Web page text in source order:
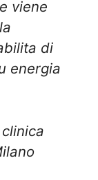
viene
di
energia